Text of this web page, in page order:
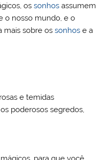
ossonhos assumem
o nosso mundo, e o
mais sobre ossonhos e a
e temidas
poderosos segredos,